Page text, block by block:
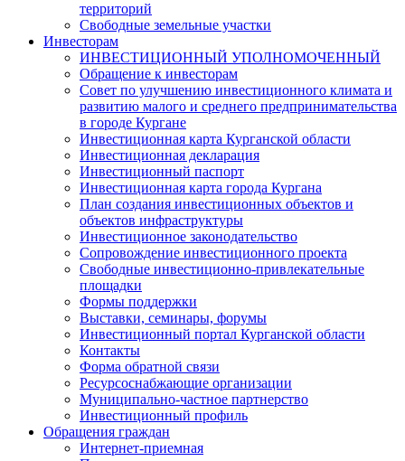
территорий
Свободные земельные участки
Инвесторам
ИНВЕСТИЦИОННЫЙ УПОЛНОМОЧЕННЫЙ
Обращение к инвесторам
Совет по улучшению инвестиционного климата и
развитию малого и среднего предпринимательства
в городе Кургане
Инвестиционная карта Курганской области
Инвестиционная декларация
Инвестиционный паспорт
Инвестиционная карта города Кургана
План создания инвестиционных объектов и
объектов инфраструктуры
Инвестиционное законодательство
Сопровождение инвестиционного проекта
Свободные инвестиционно-привлекательные
площадки
Формы поддержки
Выставки, семинары, форумы
Инвестиционный портал Курганской области
Контакты
Форма обратной связи
Ресурсоснабжающие организации
Муниципально-частное партнерство
Инвестиционный профиль
Обращения граждан
Интернет-приемная